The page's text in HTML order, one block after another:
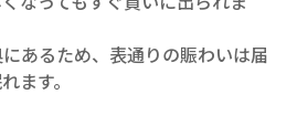
あるため、表通りの賑わいは届
ます。